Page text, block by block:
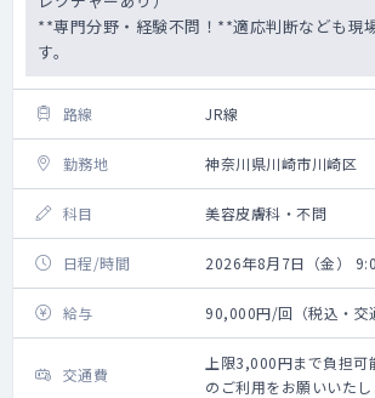
**専門分野・経験不問！**適応判断なども現
す。
路線 JR線
勤務地 神奈川県川崎市川崎区
科目 美容皮膚科・不問
日程/時間 2026年8月7日（金）
給与 90,000円/回（税込・交
交通費
上限3,000円まで負担可
のご利用をお願いいた